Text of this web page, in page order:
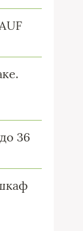
36